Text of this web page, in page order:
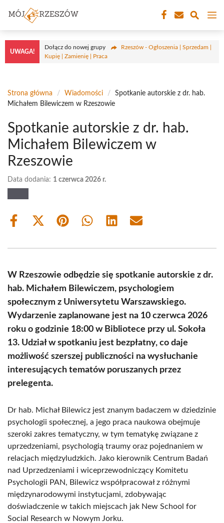
treści
UWAGA!
Dołącz do nowej grupy
Rzeszów - Ogłoszenia | Sprzedam |
Kupię | Zamienię | Praca
Strona główna / Wiadomości /
Spotkanie autorskie z dr. hab.
Michałem Bilewiczem w Rzeszowie
Spotkanie autorskie z dr. hab.
Michałem Bilewiczem w
Rzeszowie
Data dodania: 1 czerwca 2026 r.
Share
Share
(Twitter)
Share Share Share Share
W Rzeszowie odbędzie się spotkanie autorskie z dr.
hab. Michałem Bilewiczem, psychologiem
społecznym z Uniwersytetu Warszawskiego.
Wydarzenie zaplanowane jest na 10 czerwca 2026
roku o godzinie 18:00 w Bibliotece przy ul. Sokoła
13. Udział w spotkaniu jest bezpłatny, co daje
możliwość szerszej publiczności na wysłuchanie
interesujących tematów poruszanych przez
prelegenta.
Dr hab. Michał Bilewicz jest znanym badaczem w dziedzinie
psychologii społecznej, a jego praca naukowa obejmuje
szeroki zakres tematyczny, w tym tematykę związane z
uprzedzeniami, psychologią traumy oraz pojednaniem w
relacjach międzyludzkich. Jako kierownik Centrum Badań
nad Uprzedzeniami i wiceprzewodniczący Komitetu
Psychologii PAN, Bilewicz współpracował z różnymi
międzynarodowymi instytucjami, zdobywając
doświadczenie w takich miejscach jak New School for
Social Research w Nowym Jorku.